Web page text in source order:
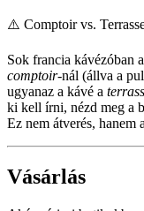
⚠️ Comptoir vs.
Sok francia kávézóban
comptoir-nál (állva a
ugyanaz a kávé a
ki kell írni, nézd meg a
Ez nem átverés, hanem
Vásárlás